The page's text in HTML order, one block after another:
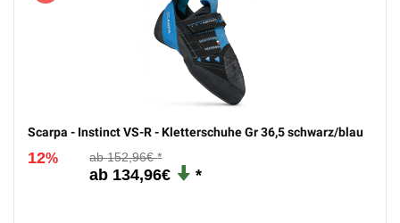
Scarpa - Instinct VS-R - Kletterschuhe Gr 36,5 schwarz/blau
12% 152,96€
134,96€